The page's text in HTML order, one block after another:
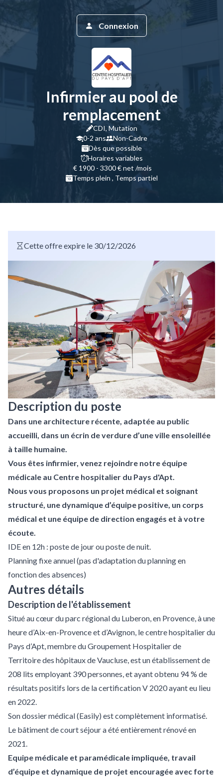
Infirmier au pool de
remplacement
CDI, Mutation
0-2 ans
Non-Cadre
Dès que possible
Horaires variables
1900 - 3300 € net /mois
Temps plein , Temps partiel
Connexion
Cette offre expire le 30/12/2026
Description du poste
Dans une architecture récente, adaptée au public
accueilli, dans un écrin de verdure d’une ville ensoleillée
à taille humaine.
Vous êtes infirmier, venez rejoindre notre équipe
médicale au Centre hospitalier du Pays d'Apt.
Nous vous proposons un projet médical et soignant
structuré, une dynamique d’équipe positive, un corps
médical et une équipe de direction engagés et à votre
écoute.
IDE en 12h : poste de jour ou poste de nuit.
Planning fixe annuel (pas d'adaptation du planning en
fonction des absences)
Autres détails
Description de l'établissement
Situé au cœur du parc régional du Luberon, en Provence, à une
heure d’Aix-en-Provence et d’Avignon, le centre hospitalier du
Pays d’Apt, membre du Groupement Hospitalier de
Territoire des hôpitaux de Vaucluse, est un établissement de
208 lits employant 390 personnes, et ayant obtenu 94 % de
résultats positifs lors de la certification V 2020 ayant eu lieu
en 2022.
Son dossier médical (Easily) est complètement informatisé.
Le bâtiment de court séjour a été entièrement rénové en
2021.
Equipe médicale et paramédicale impliquée, travail
d’équipe et dynamique de projet encouragée avec forte